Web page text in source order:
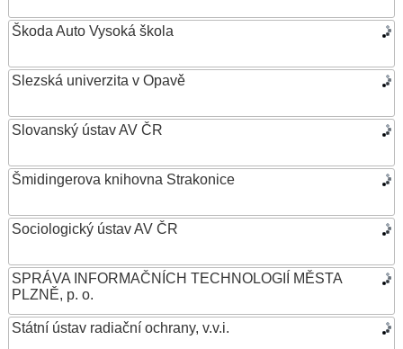
Škoda Auto Vysoká škola
Slezská univerzita v Opavě
Slovanský ústav AV ČR
Šmidingerova knihovna Strakonice
Sociologický ústav AV ČR
SPRÁVA INFORMAČNÍCH TECHNOLOGIÍ MĚSTA
PLZNĚ, p. o.
Státní ústav radiační ochrany, v.v.i.